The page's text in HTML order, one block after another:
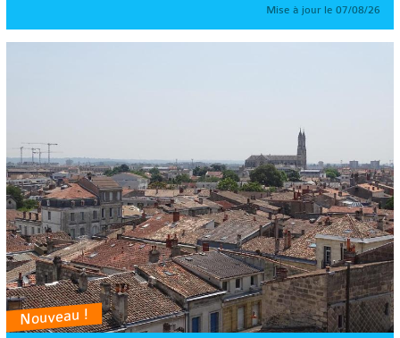
Mise à jour le 07/08/26
Nouveau !